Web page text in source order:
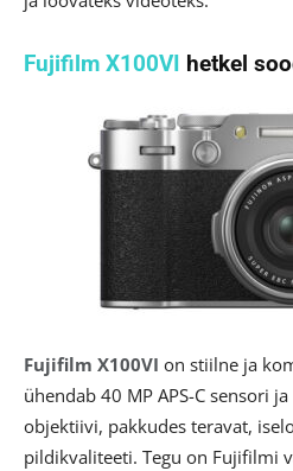
Fujifilm X100VI hetkel
Fujifilm X100VI on stiilne ja
ühendab 40 MP APS-C sensori
objektiivi, pakkudes teravat,
pildikvaliteeti. Tegu on Fujifilmi